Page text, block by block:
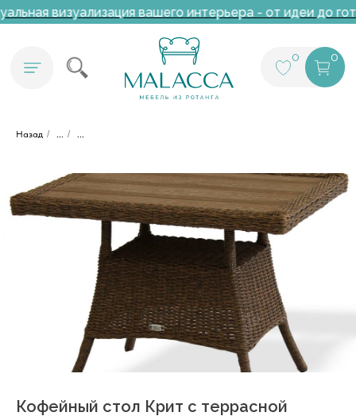
визуализация вашего интерьера - от идеи до
Назад / ... / ...
Кофейный стол Крит с террасной